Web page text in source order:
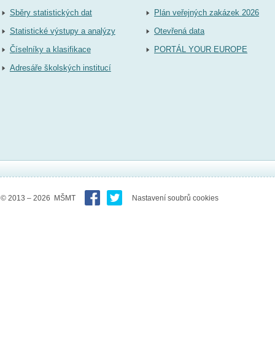
Sběry statistických dat
Statistické výstupy a analýzy
Číselníky a klasifikace
Adresáře školských institucí
Plán veřejných zakázek 2026
Otevřená data
PORTÁL YOUR EUROPE
© 2013 – 2026 MŠMT Nastavení soubrů cookies